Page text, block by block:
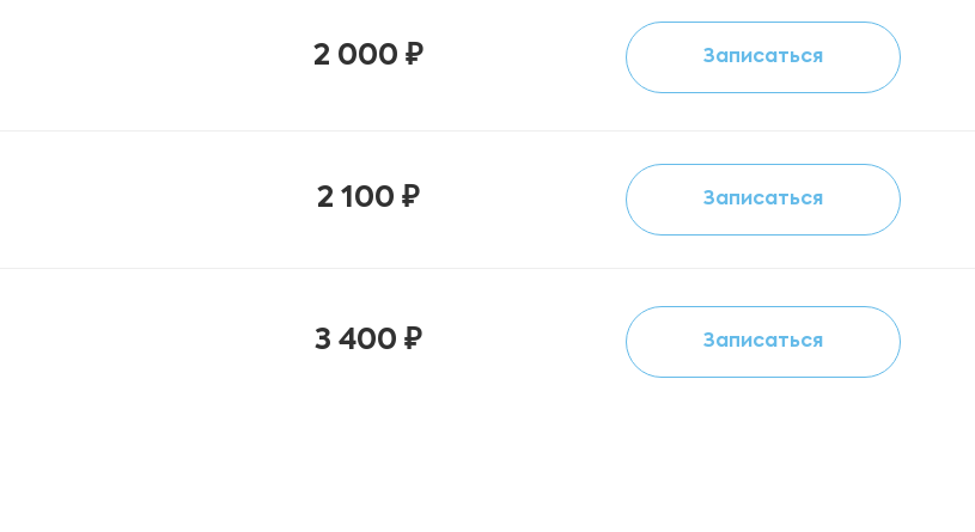
2 000 ₽ Записаться
2 100 ₽ Записаться
3 400 ₽ Записаться